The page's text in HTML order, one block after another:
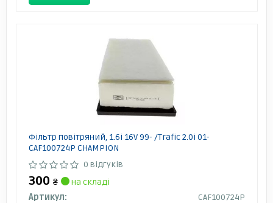
Фільтр повітряний, 1.6i 16V 99- /Trafic 2.0i 01-
CAF100724P CHAMPION
0 відгуків
300 ₴
на складі
Артикул:
CAF100724P